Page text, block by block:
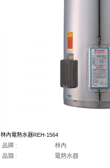
林內電熱水器REH-1564
品牌 :
林內
品類 :
電熱水器